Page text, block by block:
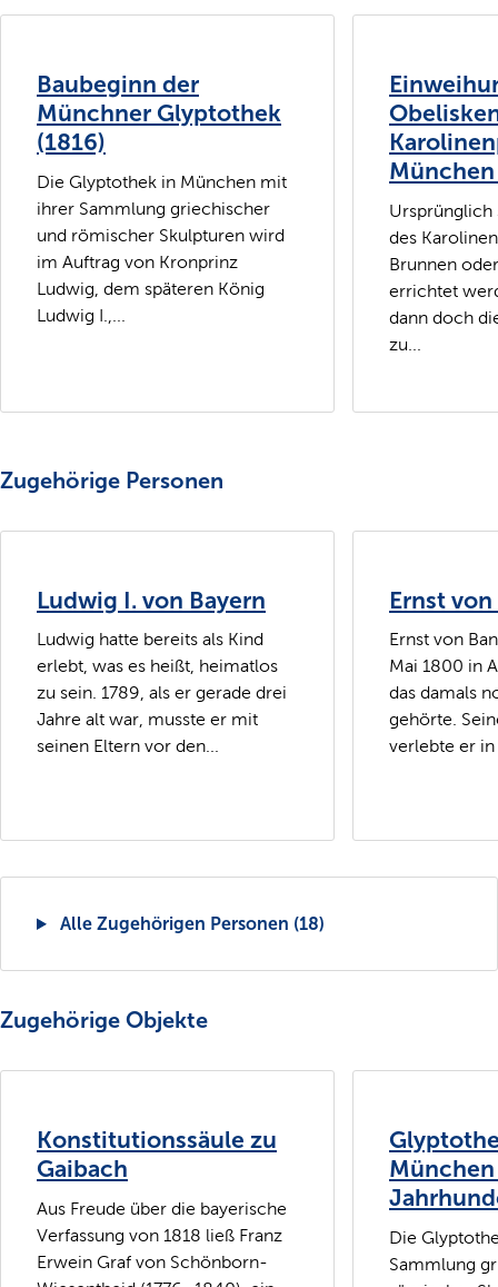
Baubeginn der
Münchner Glyptothek
(1816)
Die Glyptothek in München mit
ihrer Sammlung griechischer
und römischer Skulpturen wird
im Auftrag von Kronprinz
Ludwig, dem späteren König
Ludwig I.,...
München
Ursprünglich
des
Brunnen
errichtet
dann doch
zu...
Zugehörige Personen
Ludwig I. von Bayern
Ludwig hatte bereits als Kind
erlebt, was es heißt, heimatlos
zu sein. 1789, als er gerade drei
Jahre alt war, musste er mit
seinen Eltern vor den...
Ernst
Ernst von
Mai 1800 in
das damals
gehörte.
verlebte er in
Alle Zugehörigen Personen (18)
Zugehörige Objekte
Konstitutionssäule zu
Gaibach
Aus Freude über die bayerische
Verfassung von 1818 ließ Franz
Erwein Graf von Schönborn-
Die
Sammlung